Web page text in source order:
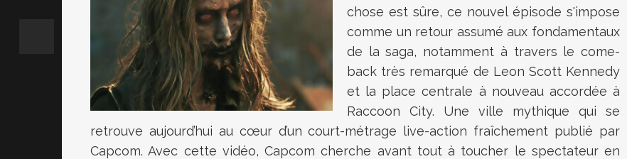
chose est sûre, ce nouvel épisode s'impose
comme un retour assumé aux fondamentaux
de la saga, notamment à travers le come-
back très remarqué de Leon Scott Kennedy
et la place centrale à nouveau accordée à
Raccoon City. Une ville mythique qui se
retrouve aujourd’hui au cœur d’un court-métrage live-action fraîchement publié par
Capcom. Avec cette vidéo, Capcom cherche avant tout à toucher le spectateur en